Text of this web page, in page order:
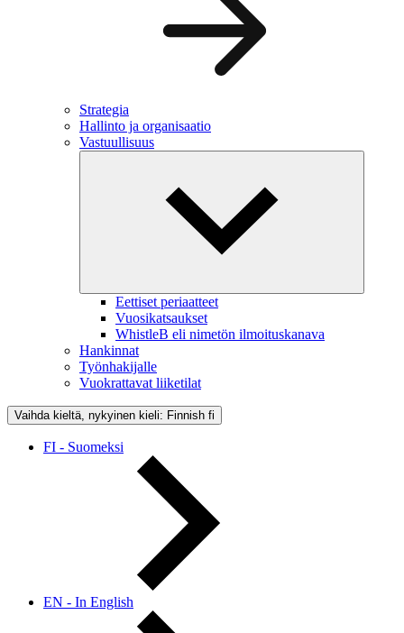
Strategia
Hallinto ja organisaatio
Vastuullisuus
Eettiset periaatteet
Vuosikatsaukset
WhistleB eli nimetön ilmoituskanava
Hankinnat
Työnhakijalle
Vuokrattavat liiketilat
Vaihda kieltä, nykyinen kieli: Finnish fi
FI - Suomeksi
EN - In English